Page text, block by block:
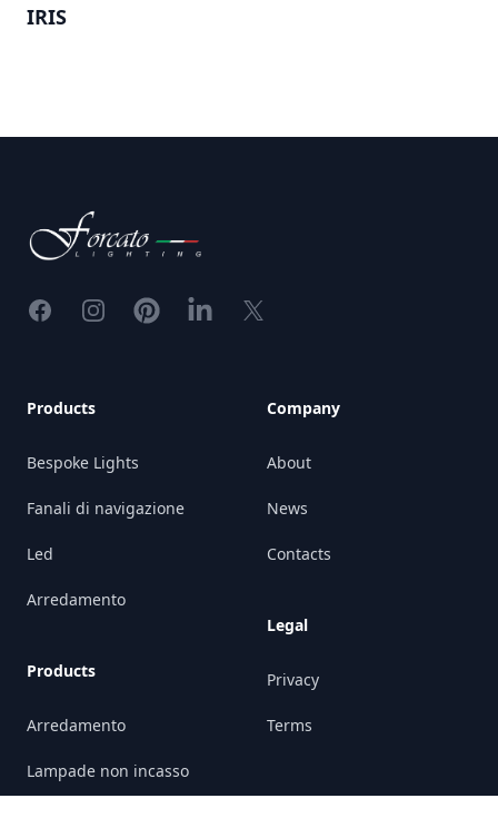
IRIS
FacebookInstagramPinterestLinkedIn
X
Products
Bespoke Lights
Fanali di navigazione
Led
Arredamento
Products
Arredamento
Lampade non incasso
Company
About
News
Contacts
Legal
Privacy
Terms